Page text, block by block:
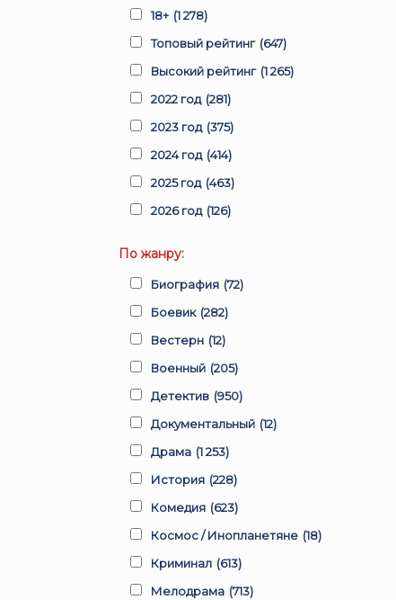
18+ (1 278)
Топовый рейтинг (647)
Высокий рейтинг (1 265)
2022 год (281)
2023 год (375)
2024 год (414)
2025 год (463)
2026 год (126)
По жанру:
Биография (72)
Боевик (282)
Вестерн (12)
Военный (205)
Детектив (950)
Документальный (12)
Драма (1 253)
История (228)
Комедия (623)
Космос / Инопланетяне (18)
Криминал (613)
Мелодрама (713)